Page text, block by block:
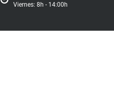
Viernes: 8h - 14:00h